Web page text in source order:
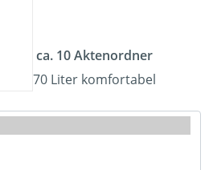
ca. 10 Aktenordner
70 Liter komfortabel